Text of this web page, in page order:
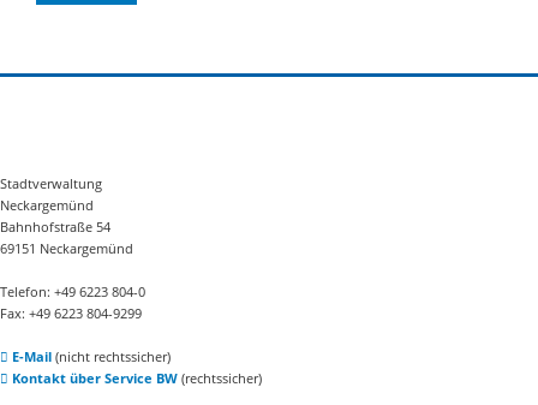
Stadtverwaltung
Neckargemünd
Bahnhofstraße 54
69151 Neckargemünd
Telefon: +49 6223 804-0
Fax: +49 6223 804-9299
E-Mail(nicht rechtssicher)
Kontakt über Service BW(rechtssicher)